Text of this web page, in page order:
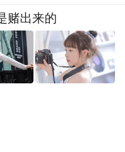
赌出来的